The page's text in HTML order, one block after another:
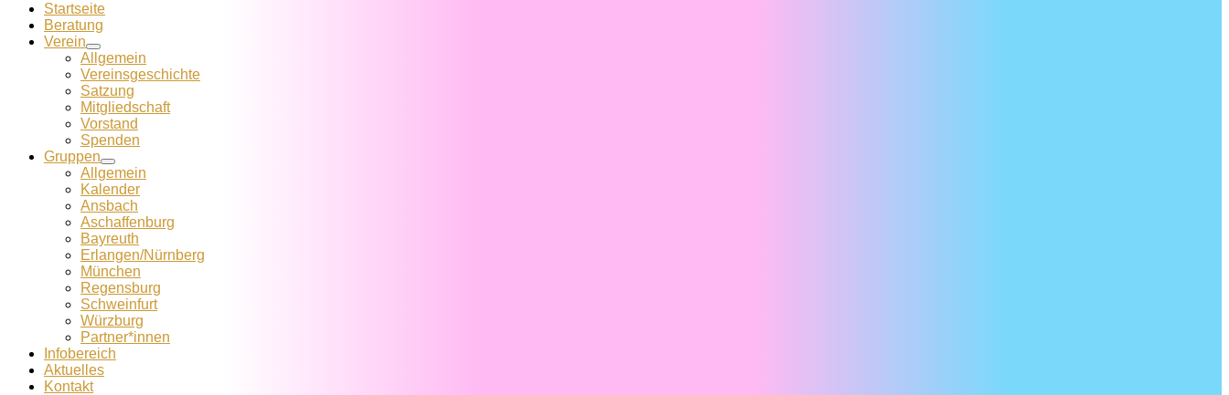
Startseite
Beratung
Verein
Allgemein
Vereins­geschichte
Satzung
Mitglied­schaft
Vorstand
Spenden
Gruppen
Allgemein
Kalender
Ansbach
Aschaffenburg
Bayreuth
Erlangen/Nürnberg
München
Regensburg
Schweinfurt
Würzburg
Partner*innen
Infobereich
Aktuelles
Kontakt